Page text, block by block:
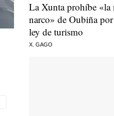
La Xunta prohíbe «la
narco» de Oubiña
ley de turismo
X. GAGO